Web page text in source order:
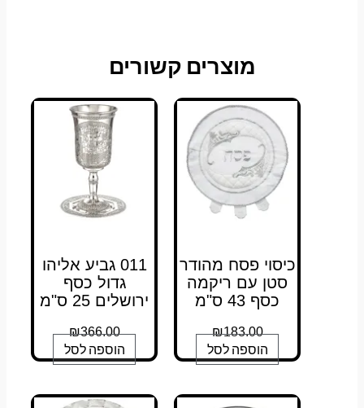
מוצרים קשורים
כיסוי פסח מהודר
סטן עם ריקמה
כסף 43 ס"מ
₪183.00
הוספה לסל
011 גביע אליהו
גדול כסף
ירושלים 25 ס"מ
₪366.00
הוספה לסל